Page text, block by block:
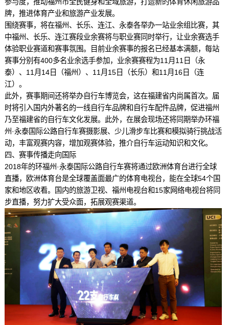
牌，推进体育产业和旅游产业发展。
围绕赛事，将在福州、长乐、连江、永泰各举办一站业余组比赛，其
中福州、长乐、连江赛段业余赛将与职业赛同时举行，让业余赛选手
体验职业赛道和赛事氛围。目前业余赛事的报名已经基本满额，每站
赛事分别有400多名业余选手参加，业余赛赛程为11月11日（永
泰）、11月14日（福州）、11月15日（长乐）和11月16日（连
江）。
此外，赛事期间还将举办自行车博览会，这在福建省内尚属首次。届
时将引入国内外著名的一线自行车品牌和自行车配件品牌，促进福州
乃至福建省的自行车文化发展。此外，在展会现场还将同期举办环福
州·永泰国际公路自行车赛摄影展、少儿滑步车比赛和模拟骑行挑战活
动，丰富观赛内容，增加观赛体验，推介自行车运动知识和文化。
四、赛事传播走向国际
2018年的环福州·永泰国际公路自行车赛将通过欧洲体育台进行全球
直播，欧洲体育台是全球覆盖面最广的体育电视台，能在全球54个国
家和地区收看。国内的旅游卫视、福州电视台和15家网络电视台将同
步直播，努力扩大受众面，拓展观赛渠道。